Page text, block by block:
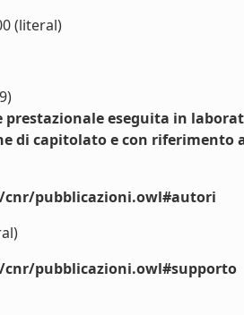
(literal)
prestazionale eseguita in
di capitolato e con riferimento
pubblicazioni.owl#autori
pubblicazioni.owl#supporto